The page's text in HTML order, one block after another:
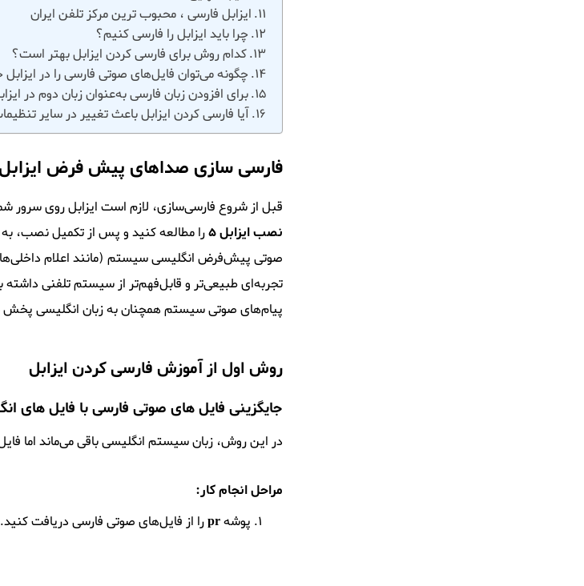
ایزابل فارسی ، محبوب ترین مرکز تلفن ایران
چرا باید ایزابل را فارسی کنیم؟
کدام روش برای فارسی کردن ایزابل بهتر است؟
چگونه می‌توان فایل‌های صوتی فارسی را در ایزابل
برای افزودن زبان فارسی به‌عنوان زبان دوم در
آیا فارسی کردن ایزابل باعث تغییر در سایر
فارسی سازی صداهای پیش فرض ایزابل
قبل از شروع فارسی‌سازی، لازم است ایزابل روی سرور
نصب ایزابل ۵ را مطالعه کنید و پس از تکمیل نصب، به
صوتی پیش‌فرض انگلیسی سیستم (مانند اعلام داخلی‌ها،
تجربه‌ای طبیعی‌تر و قابل‌فهم‌تر از سیستم تلفنی داشته
پیام‌های صوتی سیستم همچنان به زبان انگلیسی پخش
روش اول از آموزش فارسی کردن ایزابل
جایگزینی فایل های صوتی فارسی با فایل های
در این روش، زبان سیستم انگلیسی باقی می‌ماند اما
مراحل انجام کار:
پوشهprرا از فایل‌های صوتی فارسی دریافت کنید.